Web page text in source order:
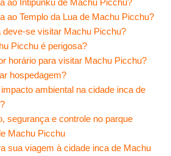
ao Intipunku de Machu Picchu?
ao Templo da Lua de Machu Picchu?
deve-se visitar Machu Picchu?
Picchu é perigosa?
horário para visitar Machu Picchu?
hospedagem?
ambiental na cidade inca de
segurança e controle no parque
Machu Picchu
sua viagem à cidade inca de Machu